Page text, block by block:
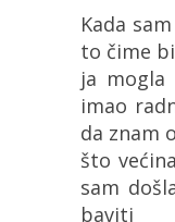
Kada
to čime
ja mogla
imao
da znam
što
sam
baviti